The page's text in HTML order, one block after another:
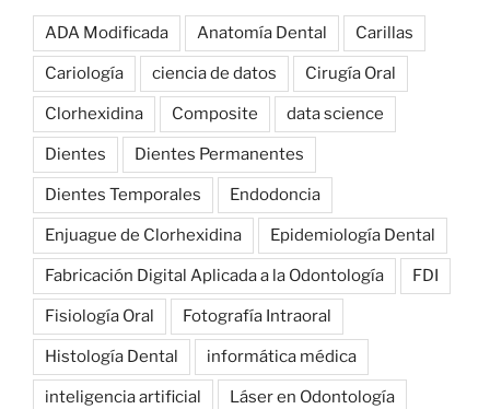
ADA Modificada Anatomía Dental Carillas
Cariología ciencia de datos Cirugía Oral
Clorhexidina Composite data science
Dientes Dientes Permanentes
Dientes Temporales Endodoncia
Enjuague de Clorhexidina Epidemiología Dental
Fabricación Digital Aplicada a la Odontología FDI
Fisiología Oral Fotografía Intraoral
Histología Dental informática médica
inteligencia artificial Láser en Odontología